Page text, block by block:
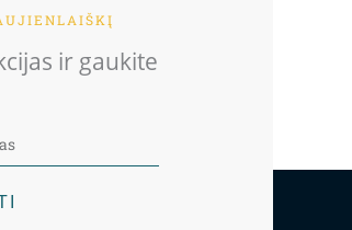
ir gaukite